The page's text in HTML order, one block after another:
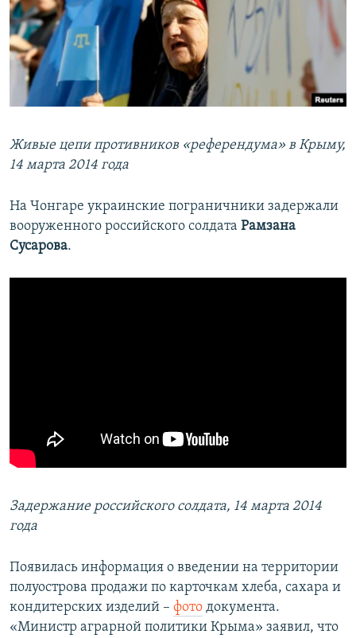
Живые цепи противников «референдума» в Крыму,
14 марта 2014 года
На Чонгаре украинские пограничники задержали
вооруженного российского солдата Рамзана
Сусарова.
Задержание российского солдата, 14 марта 2014
года
Появилась информация о введении на территории
полуострова продажи по карточкам хлеба, сахара и
кондитерских изделий – фото документа.
«Министр аграрной политики Крыма» заявил, что